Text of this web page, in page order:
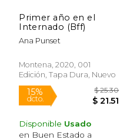
Primer año en el
Internado (Bff)
Ana Punset
Montena, 2020, 001
Edición, Tapa Dura, Nuevo
Disponible Usado
en Buen Estado a